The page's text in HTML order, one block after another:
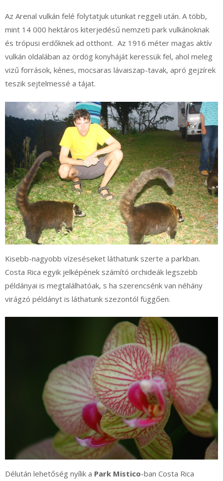
Az Arenal vulkán felé folytatjuk utunkat reggeli után. A több,
mint 14 000 hektáros kiterjedésű nemzeti park vulkánoknak
és trópusi erdőknek ad otthont. Az 1916 méter magas aktív
vulkán oldalában az ördög konyháját keressük fel, ahol meleg
vizű források, kénes, mocsaras lávaiszap-tavak, apró gejzírek
teszik sejtelmessé a tájat.
Kisebb-nagyobb vízeséseket láthatunk szerte a parkban.
Costa Rica egyik jelképének számító orchideák legszebb
példányai is megtalálhatóak, s ha szerencsénk van néhány
virágzó példányt is láthatunk szezontól függően.
Délután lehetőség nyílik a Park Mistico-ban Costa Rica